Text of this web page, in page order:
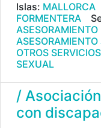
Islas: MALLORCA
FORMENTERA
OTROS SERVICIOS
SEXUAL
/
con